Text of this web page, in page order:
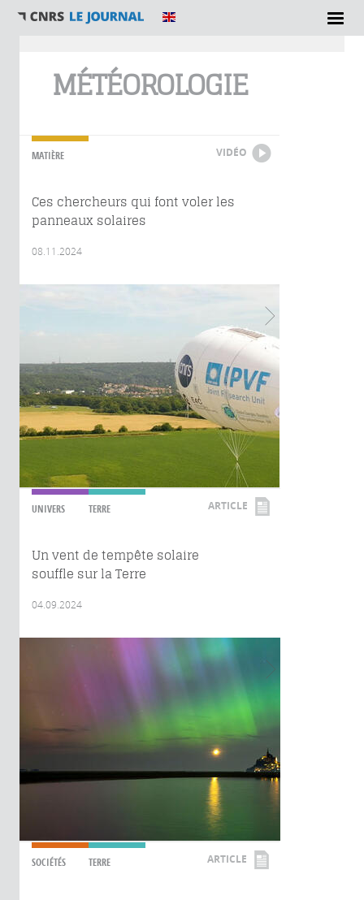
MÉTÉOROLOGIE
MATIÈRE VIDÉO
Ces chercheurs qui font voler les
panneaux solaires
08.11.2024
UNIVERS TERRE ARTICLE
Un vent de tempête solaire
souffle sur la Terre
04.09.2024
SOCIÉTÉS TERRE ARTICLE